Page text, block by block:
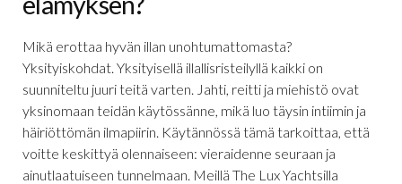
Mikä erottaa hyvän illan unohtumattomasta?
Yksityiskohdat. Yksityisellä illallisristeilyllä kaikki on
suunniteltu juuri teitä varten. Jahti, reitti ja miehistö ovat
yksinomaan teidän käytössänne, mikä luo täysin intiimin ja
häiriöttömän ilmapiirin. Käytännössä tämä tarkoittaa, että
voitte keskittyä olennaiseen: vieraidenne seuraan ja
ainutlaatuiseen tunnelmaan. Meillä The Lux Yachtsilla